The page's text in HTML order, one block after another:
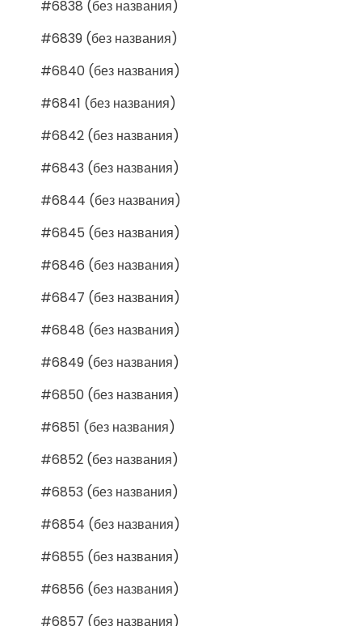
#6838 (без названия)
#6839 (без названия)
#6840 (без названия)
#6841 (без названия)
#6842 (без названия)
#6843 (без названия)
#6844 (без названия)
#6845 (без названия)
#6846 (без названия)
#6847 (без названия)
#6848 (без названия)
#6849 (без названия)
#6850 (без названия)
#6851 (без названия)
#6852 (без названия)
#6853 (без названия)
#6854 (без названия)
#6855 (без названия)
#6856 (без названия)
#6857 (без названия)